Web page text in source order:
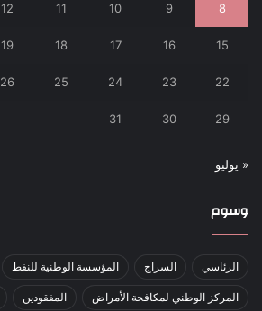
8
9
10
11
12
15
16
17
18
19
22
23
24
25
26
29
30
31
« يوليو
وسوم
الرئاسي السراج المؤسسة الوطنية للنفط
المركز الوطني لمكافحة الأمراض المفقودين